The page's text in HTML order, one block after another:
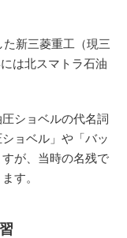
新三菱重工（現三
は北スマトラ石油
ショベルの代名詞
ョベル」や「バッ
が、当時の名残で
す。